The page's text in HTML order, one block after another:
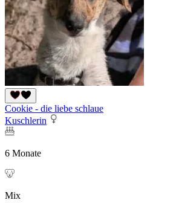
Cookie - die liebe schlaue
Kuschlerin
6 Monate
Mix